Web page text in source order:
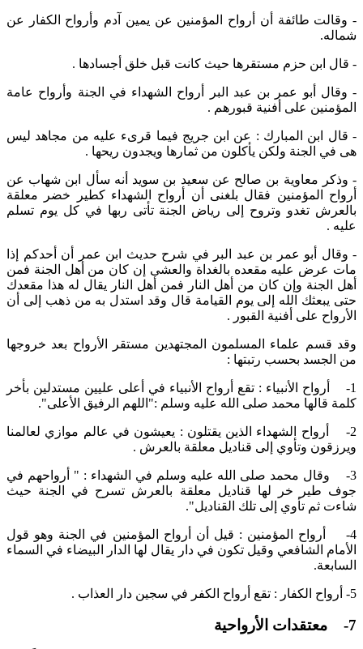
- وقالت طائفة أن أرواح المؤمنين عن يمين آدم وأرواح الكفار عن
شماله.
- قال ابن حزم مستقرها حيث كانت قبل خلق أجسادها .
- وقال أبو عمر بن عبد البر أرواح الشهداء في الجنة وأرواح عامة
المؤمنين على أفنية قبورهم .
- قال ابن المبارك : عن ابن جريج فيما قرىء عليه من مجاهد ليس
هى في الجنة ولكن يأكلون من ثمارها ويجدون ريحها .
- وذكر معاوية بن صالح عن سعيد بن سويد أنه سأل ابن شهاب عن
أرواح المؤمنين فقال بلغنى أن أرواح الشهداء كطير خضر معلقة
بالعرش تغدو وتروح إلى رياض الجنة تأتى ربها في كل يوم تسلم
عليه .
- وقال أبو عمر بن عبد البر في شرح حديث ابن عمر أن أحدكم إذا
مات عرض عليه مقعده بالغداة والعشى إن كان من أهل الجنة فمن
أهل الجنة وإن كان من أهل النار فمن أهل النار يقال له هذا مقعدك
حتى يبعثك الله إلى يوم القيامة قال وقد استدل به من ذهب إلى أن
الأرواح على أفنية القبور .
وقد قسم علماء المسلمون المجتهدين مستقر الأرواح بعد خروجها
من الجسد بحسب رتبتها :
1- أرواح الأنبياء : تقع أرواح الأنبياء في أعلى عليين مستدلين بأخر
كلمة قالها محمد صلى الله عليه وسلم :"اللهم الرفيق الأعلى".
2- أرواح الشهداء الذين يقتلون : يعيشون في عالم موازي لعالمنا
ويرزقون وتأوي إلى قناديل معلقة بالعرش .
3- وقال محمد صلى الله عليه وسلم في الشهداء : " أرواحهم في
جوف طير خر لها قناديل معلقة بالعرش تسرح في الجنة حيث
شاءت ثم تأوي إلى تلك القناديل".
4- أرواح المؤمنين : قيل أن أرواح المؤمنين في الجنة وهو قول
الأمام الشافعي وقيل تكون في دار يقال لها الدار البيضاء في السماء
السابعة.
5- أرواح الكفار : تقع أرواح الكفر في سجين دار العذاب .
7- معتقدات الأرواحية